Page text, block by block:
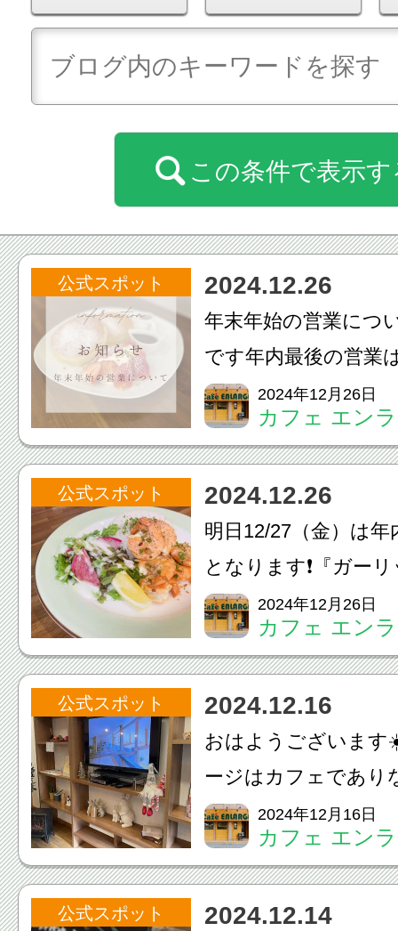
この条件で表示す
公式スポット 2024.12.26
年末年始の営業につ
です年内最後の営業
でとなります！12/
1/3（金）まで冬季
だきますのでよろし
す‍♀️年始は1/4（土...
2024年12月26日
カフェ エン
公式スポット 2024.12.26
明日12/27（金）は年
となります❗️『ガー
プレート』も明日が
なります沢山ご用意
で、是非ご来店くだ
以上のご来店でパン
2024年12月26日
カフェ エン
公式スポット 2024.12.16
おはようございま
ージはカフェであり
やエクステリアのご
パンケーキやドリン
ら、ご相談だけでも
お気軽にお声がけく
2024年12月16日
カフェ エン
公式スポット 2024.12.14